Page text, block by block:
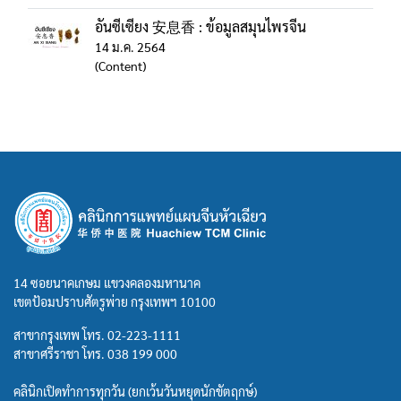
อันซีเซียง 安息香 : ข้อมูลสมุนไพรจีน
14 ม.ค. 2564
(Content)
14 ซอยนาคเกษม แขวงคลองมหานาค
เขตป้อมปราบศัตรูพ่าย กรุงเทพฯ 10100
สาขากรุงเทพ โทร. 02-223-1111
สาขาศรีราชา โทร. 038 199 000
คลินิกเปิดทำการทุกวัน (ยกเว้นวันหยุดนักขัตฤกษ์)